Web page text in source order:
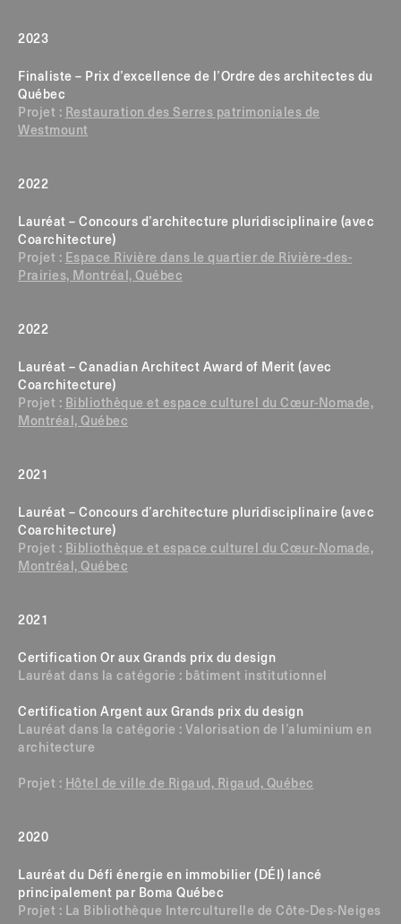
2023
Finaliste – Prix d’excellence de l’Ordre des architectes du
Québec
Projet : Restauration des Serres patrimoniales de
Westmount
2022
Lauréat – Concours d’architecture pluridisciplinaire (avec
Coarchitecture)
Projet : Espace Rivière dans le quartier de Rivière-des-
Prairies, Montréal, Québec
2022
Lauréat – Canadian Architect Award of Merit (avec
Coarchitecture)
Projet : Bibliothèque et espace culturel du Cœur-Nomade,
Montréal, Québec
2021
Lauréat – Concours d’architecture pluridisciplinaire (avec
Coarchitecture)
Projet : Bibliothèque et espace culturel du Cœur-Nomade,
Montréal, Québec
2021
Certification Or aux Grands prix du design
Lauréat dans la catégorie : bâtiment institutionnel
Certification Argent aux Grands prix du design
Lauréat dans la catégorie : Valorisation de l’aluminium en
architecture
Projet : Hôtel de ville de Rigaud, Rigaud, Québec
2020
Lauréat du Défi énergie en immobilier (DÉI) lancé
principalement par Boma Québec
Projet : La Bibliothèque Interculturelle de Côte-Des-Neiges